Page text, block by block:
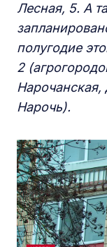
Лесная, 5. А
полугодие
2
Нарочь).